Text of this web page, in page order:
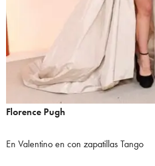
Florence Pugh
En Valentino en con zapatillas Tango